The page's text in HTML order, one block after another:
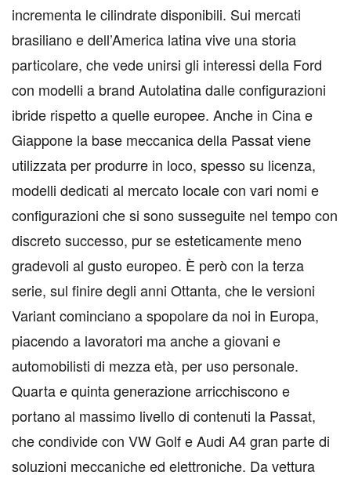
incrementa le cilindrate disponibili. Sui mercati
brasiliano e dell’America latina vive una storia
particolare, che vede unirsi gli interessi della Ford
con modelli a brand Autolatina dalle configurazioni
ibride rispetto a quelle europee. Anche in Cina e
Giappone la base meccanica della Passat viene
utilizzata per produrre in loco, spesso su licenza,
modelli dedicati al mercato locale con vari nomi e
configurazioni che si sono susseguite nel tempo con
discreto successo, pur se esteticamente meno
gradevoli al gusto europeo. È però con la terza
serie, sul finire degli anni Ottanta, che le versioni
Variant cominciano a spopolare da noi in Europa,
piacendo a lavoratori ma anche a giovani e
automobilisti di mezza età, per uso personale.
Quarta e quinta generazione arricchiscono e
portano al massimo livello di contenuti la Passat,
che condivide con VW Golf e Audi A4 gran parte di
soluzioni meccaniche ed elettroniche. Da vettura